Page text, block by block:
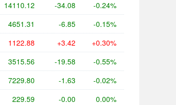
14110.12 -34.08 -0.24%
4651.31 -6.85 -0.15%
1122.88 +3.42 +0.30%
3515.56 -19.58 -0.55%
7229.80 -1.63 -0.02%
229.59 -0.00 0.00%